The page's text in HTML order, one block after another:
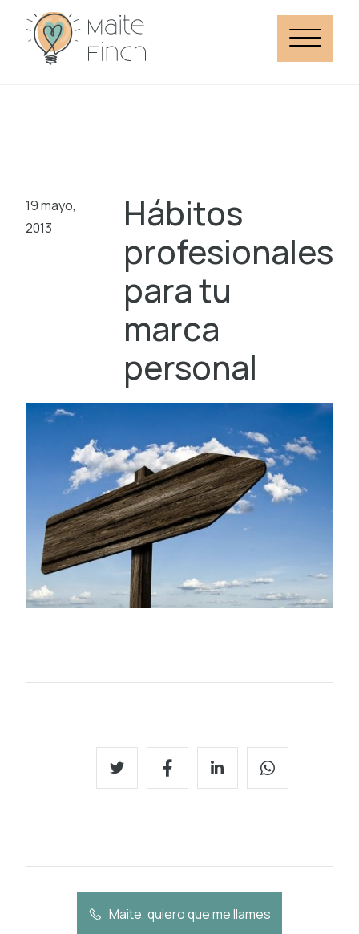
19 mayo,
2013
Hábitos
profesionales
para tu
marca
personal
Maite, quiero que me llames